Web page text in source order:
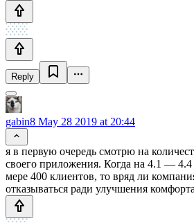
Reply
gabin8 May 28 2019 at 20:44
я в первую очередь смотрю на
своего приложения. Когда на 4.1 —
мере 400 клиентов, то вряд ли
отказываться ради улучшения